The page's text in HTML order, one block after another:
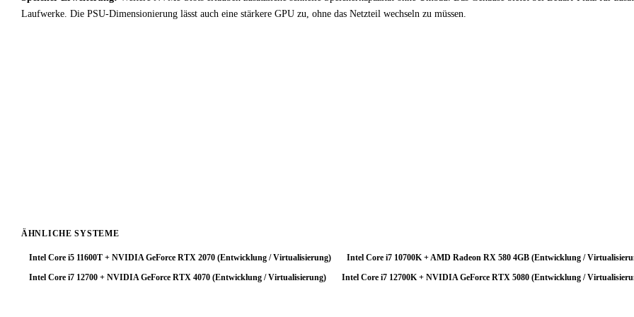
Laufwerke. Die PSU-Dimensionierung lässt auch eine stärkere GPU zu, ohne das Netzteil wechseln zu müssen.
ÄHNLICHE SYSTEME
Intel Core i5 11600T + NVIDIA GeForce RTX 2070 (Entwicklung / Virtualisierung)
Intel Core i7 10700K + AMD Radeon RX 580 4GB (Entwicklung /
Intel Core i7 12700 + NVIDIA GeForce RTX 4070 (Entwicklung / Virtualisierung)
Intel Core i7 12700K + NVIDIA GeForce RTX 5080 (Entwicklung /